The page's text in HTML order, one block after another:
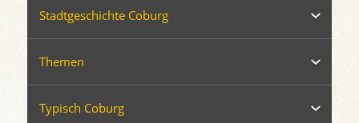
Stadtgeschichte Coburg
Themen
Typisch Coburg